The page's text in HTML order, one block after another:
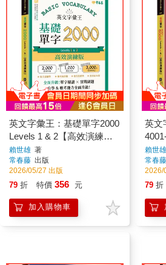
英文字彙王：基礎單字2000
Levels 1 & 2【高效演練
版】(附試題本，加碼送半
年免費數位學習體驗)
賴世雄 著
常春藤 出版
2026/05/27 出版
79 折 特價 356 元
加入購物車
英文
效演
碼送
驗)
賴世雄
常春藤
2026/
79 折